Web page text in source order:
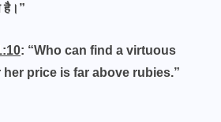
है।”
: “Who can find a virtuous
price is far above rubies.”